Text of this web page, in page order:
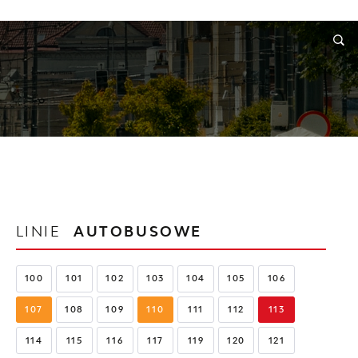
WNIOSKI I REKLAMACJE KONTAKT
LINIEAUTOBUSOWE
100 101 102 103 104 105 106
107 108 109 110 111 112 113
114 115 116 117 119 120 121